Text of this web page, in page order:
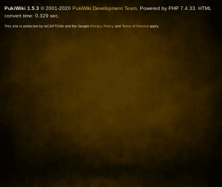
PukiWiki 1.5.3© 2001-2020 PukiWiki Development Team. Powered by PHP 7.4.33. HTML
convert time: 0.329 sec.
This site is protected by reCAPTCHA and the Google Privacy Policyand Terms of Serviceapply.